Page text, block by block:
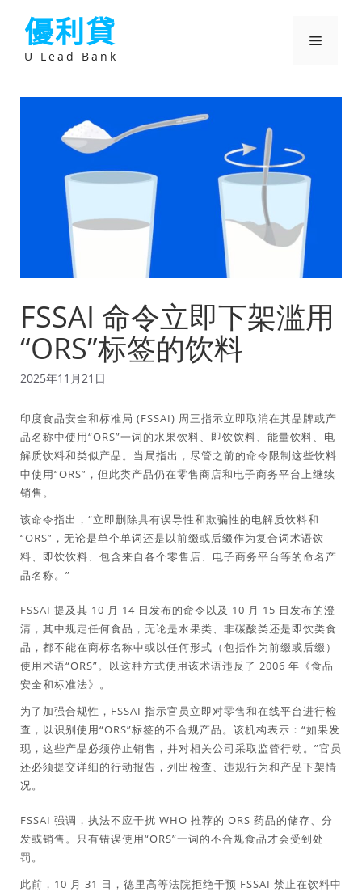
優利貸
U Lead Bank
選
FSSAI 命令立即下架滥用
“ORS”标签的饮料
2025年11月21日
印度食品安全和标准局 (FSSAI) 周三指示立即取消在其品牌或产
品名称中使用“ORS”一词的水果饮料、即饮饮料、能量饮料、电
解质饮料和类似产品。当局指出，尽管之前的命令限制这些饮料
中使用“ORS”，但此类产品仍在零售商店和电子商务平台上继续
销售。
该命令指出，“立即删除具有误导性和欺骗性的电解质饮料和
“ORS”，无论是单个单词还是以前缀或后缀作为复合词术语饮
料、即饮饮料、包含来自各个零售店、电子商务平台等的命名产
品名称。”
FSSAI 提及其 10 月 14 日发布的命令以及 10 月 15 日发布的澄
清，其中规定任何食品，无论是水果类、非碳酸类还是即饮类食
品，都不能在商标名称中或以任何形式（包括作为前缀或后缀）
使用术语“ORS”。以这种方式使用该术语违反了 2006 年《食品
安全和标准法》。
为了加强合规性，FSSAI 指示官员立即对零售和在线平台进行检
查，以识别使用“ORS”标签的不合规产品。该机构表示：“如果发
现，这些产品必须停止销售，并对相关公司采取监管行动。”官员
还必须提交详细的行动报告，列出检查、违规行为和产品下架情
况。
FSSAI 强调，执法不应干扰 WHO 推荐的 ORS 药品的储存、分
发或销售。只有错误使用“ORS”一词的不合规食品才会受到处
罚。
此前，10 月 31 日，德里高等法院拒绝干预 FSSAI 禁止在饮料中